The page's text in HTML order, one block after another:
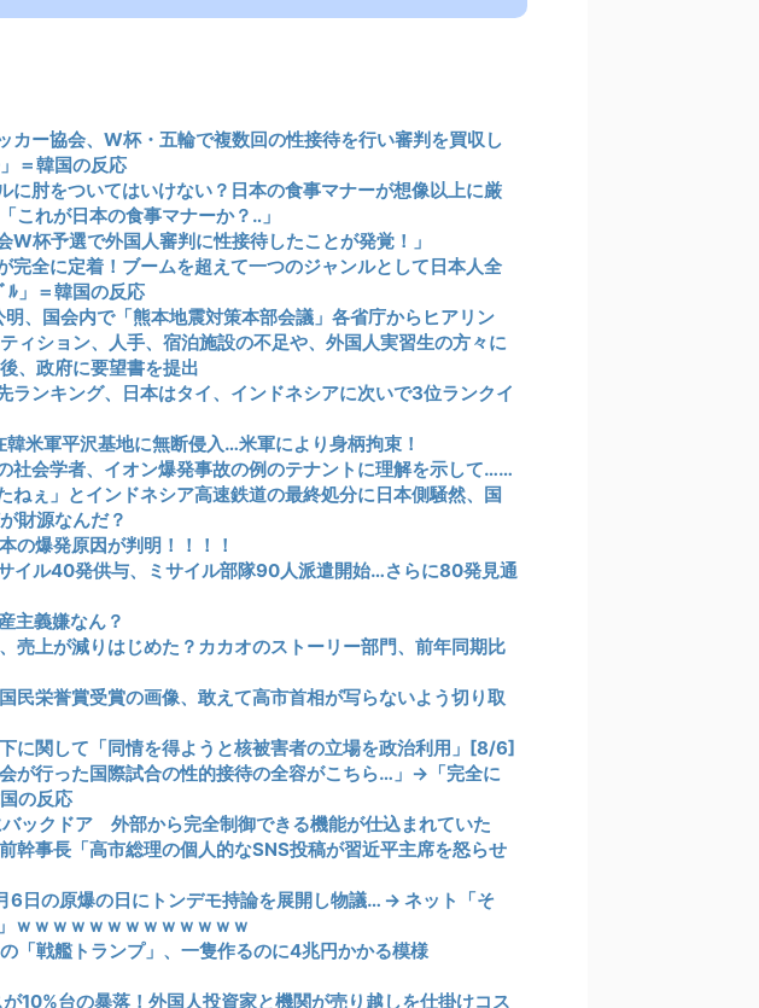
カー協会、W杯・五輪で複数回の性接待を行い審判を買収し
＝韓国の反応
に肘をついてはいけない？日本の食事マナーが想像以上に厳
れが日本の食事マナーか？‥」
W杯予選で外国人審判に性接待したことが発覚！」
完全に定着！ブームを超えて一つのジャンルとして日本人全
ﾙ」＝韓国の反応
明、国会内で「熊本地震対策本部会議」各省庁からヒアリン
ィション、人手、宿泊施設の不足や、外国人実習生の方々に
、政府に要望書を提出
ランキング、日本はタイ、インドネシアに次いで3位ランクイ
米軍平沢基地に無断侵入…米軍により身柄拘束！
社会学者、イオン爆発事故の例のテナントに理解を示して……
ねぇ」とインドネシア高速鉄道の最終処分に日本側騒然、国
財源なんだ？
の爆発原因が判明！！！！
イル40発供与、ミサイル部隊90人派遣開始…さらに80発見通
主義嫌なん？
売上が減りはじめた？カカオのストーリー部門、前年同期比
民栄誉賞受賞の画像、敢えて高市首相が写らないよう切り取
に関して「同情を得ようと核被害者の立場を政治利用」[8/6]
が行った国際試合の性的接待の全容がこちら…」→「完全に
の反応
ックドア 外部から完全制御できる機能が仕込まれていた
幹事長「高市総理の個人的なSNS投稿が習近平主席を怒らせ
6日の原爆の日にトンデモ持論を展開し物議… → ネット「そ
ｗｗｗｗｗｗｗｗｗｗｗｗｗ
「戦艦トランプ」、一隻作るのに4兆円かかる模様
10%台の暴落！外国人投資家と機関が売り越しを仕掛けコス